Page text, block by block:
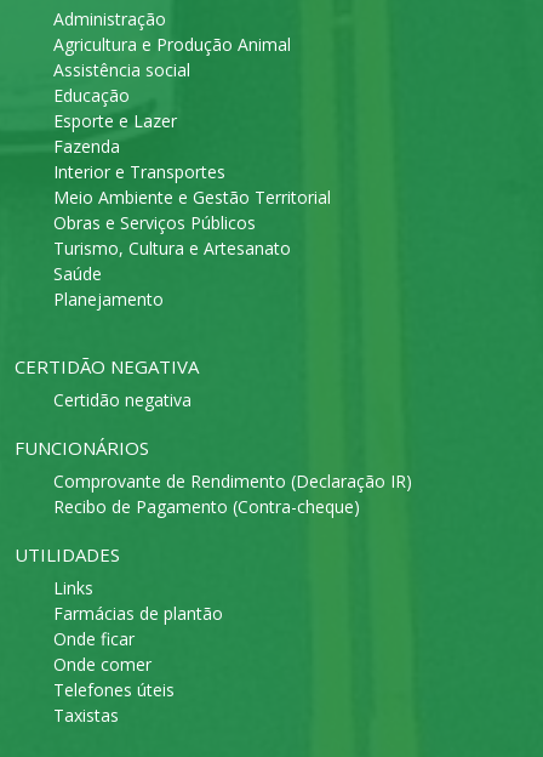
Administração
Agricultura e Produção Animal
Assistência social
Educação
Esporte e Lazer
Fazenda
Interior e Transportes
Meio Ambiente e Gestão Territorial
Obras e Serviços Públicos
Turismo, Cultura e Artesanato
Saúde
Planejamento
CERTIDÃO NEGATIVA
Certidão negativa
FUNCIONÁRIOS
Comprovante de Rendimento (Declaração IR)
Recibo de Pagamento (Contra-cheque)
UTILIDADES
Links
Farmácias de plantão
Onde ficar
Onde comer
Telefones úteis
Taxistas